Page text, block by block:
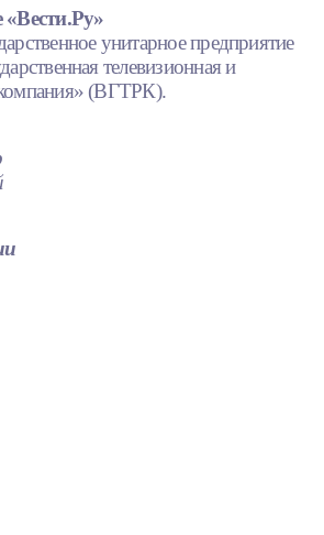
«Вести.Ру»
унитарное предприятие
телевизионная и
(ВГТРК).